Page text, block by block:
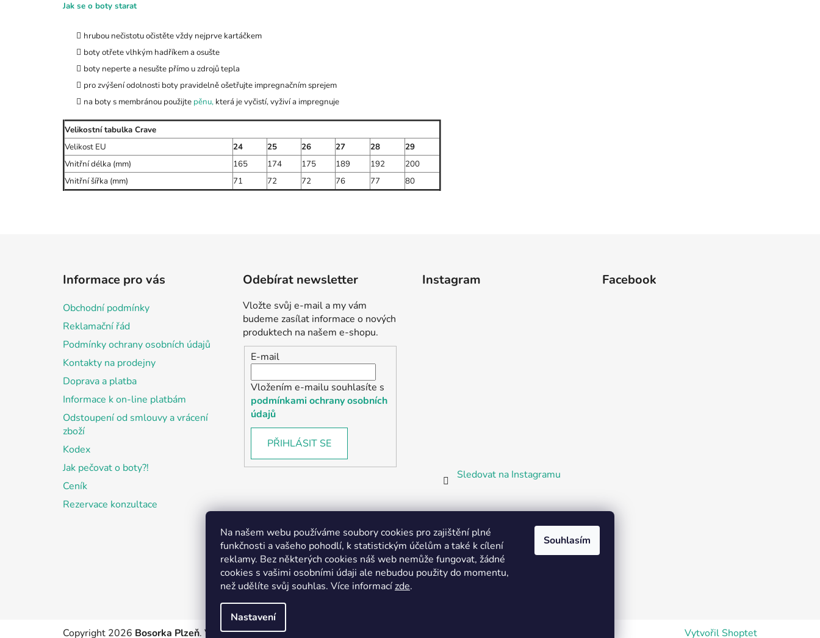
Na našem webu používáme soubory cookies pro zajištění plné
funkčnosti a vašeho pohodlí, k statistickým účelům a také k cílení
reklamy. Bez některých cookies náš web nemůže fungovat, žádné
cookies s vašimi osobními údaji ale nebudou použity do momentu,
než udělíte svůj souhlas. Více informacízde.
Nastavení
Souhlasím
Jak se o boty starat
hrubou nečistotu očistěte vždy nejprve kartáčkem
boty otřete vlhkým hadříkem a osušte
boty neperte a nesušte přímo u zdrojů tepla
pro zvýšení odolnosti boty pravidelně ošetřujte impregnačním sprejem
na boty s membránou použijte pěnu, která je vyčistí, vyživí a impregnuje
Velikostní tabulka Crave
Velikost EU
24 25 26 27 28
29
Vnitřní délka (mm)
165 174 175 189 192
200
Vnitřní šířka (mm)
71 72 72 76 77 80
Informace pro vás
Obchodní podmínky
Reklamační řád
Podmínky ochrany osobních údajů
Kontakty na prodejny
Doprava a platba
Informace k on-line platbám
Odstoupení od smlouvy a vrácení
zboží
Kodex
Jak pečovat o boty?!
Ceník
Rezervace konzultace
Odebírat newsletter
Vložte svůj e-mail a my vám
budeme zasílat informace o nových
produktech na našem e-shopu.
E-mail
Vložením e-mailu souhlasíte s
podmínkami ochrany osobních
údajů
PŘIHLÁSIT SE
Instagram
Sledovat na Instagramu
Facebook
Partnerská prodejna Barefoot Plzeň
Vytvořil Shoptet
Copyright 2026 Bosorka Plzeň. Všechna práva vyhrazena.